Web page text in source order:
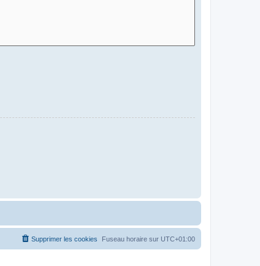
Fuseau horaire sur UTC+01:00
Supprimer les cookies